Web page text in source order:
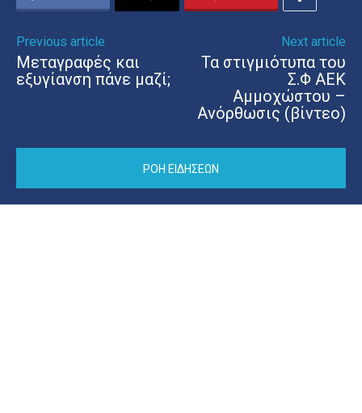
Previous article
Μεταγραφές και
εξυγίανση πάνε μαζί;
Next article
Τα στιγμιότυπα του
Σ.Φ ΑΕΚ
Αμμοχώστου –
Ανόρθωσις (βίντεο)
ΡΟΗ ΕΙΔΗΣΕΩΝ